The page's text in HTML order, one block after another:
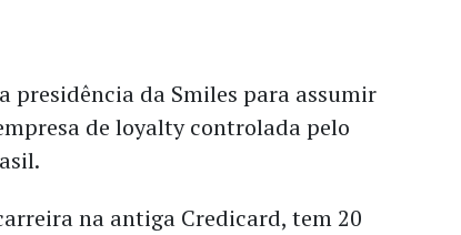
presidência da Smiles para assumir
de loyalty controlada pelo
na antiga Credicard, tem 20